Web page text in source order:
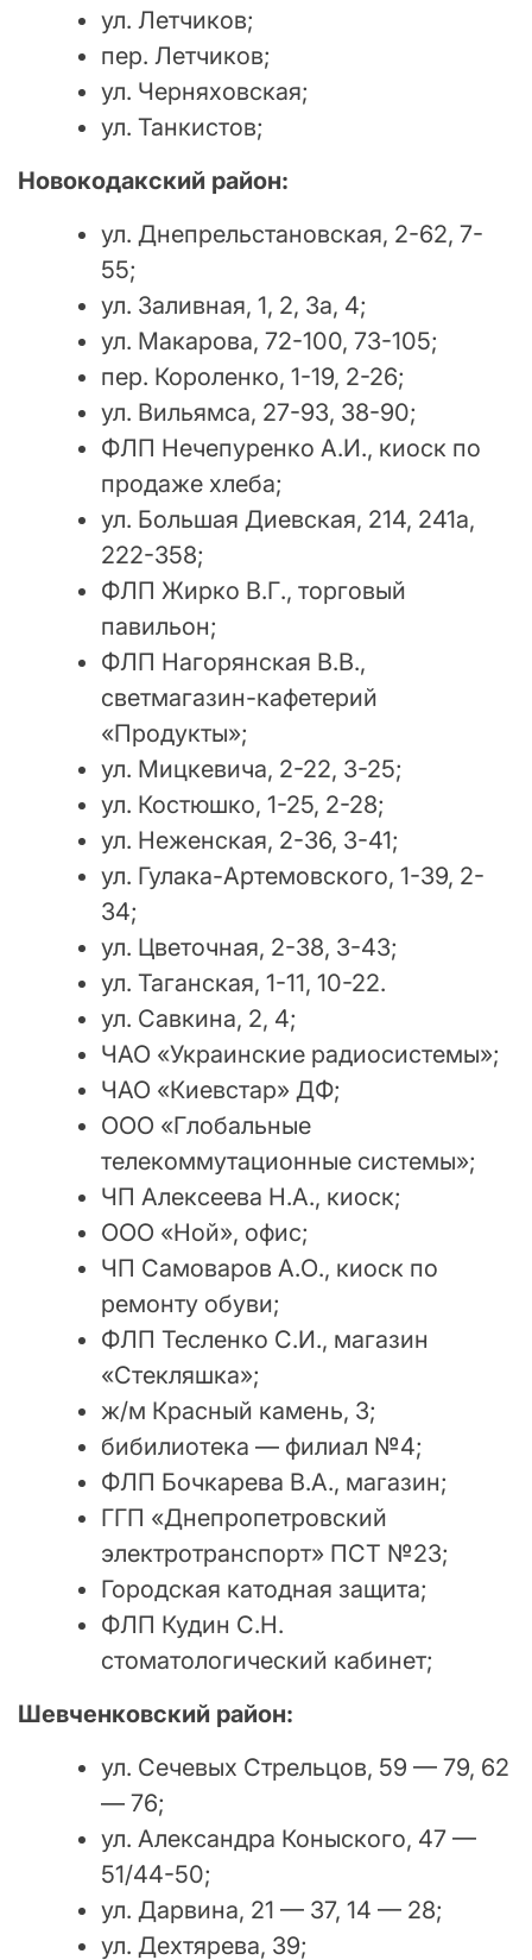
ул. Летчиков;
пер. Летчиков;
ул. Черняховская;
ул. Танкистов;
Новокодакский район:
ул. Днепрельстановская, 2-62, 7-
55;
ул. Заливная, 1, 2, 3а, 4;
ул. Макарова, 72-100, 73-105;
пер. Короленко, 1-19, 2-26;
ул. Вильямса, 27-93, 38-90;
ФЛП Нечепуренко А.И., киоск по
продаже хлеба;
ул. Большая Диевская, 214, 241а,
222-358;
ФЛП Жирко В.Г., торговый
павильон;
ФЛП Нагорянская В.В.,
светмагазин-кафетерий
«Продукты»;
ул. Мицкевича, 2-22, 3-25;
ул. Костюшко, 1-25, 2-28;
ул. Неженская, 2-36, 3-41;
ул. Гулака-Артемовского, 1-39, 2-
34;
ул. Цветочная, 2-38, 3-43;
ул. Таганская, 1-11, 10-22.
ул. Савкина, 2, 4;
ЧАО «Украинские радиосистемы»;
ЧАО «Киевстар» ДФ;
ООО «Глобальные
телекоммутационные системы»;
ЧП Алексеева Н.А., киоск;
ООО «Ной», офис;
ЧП Самоваров А.О., киоск по
ремонту обуви;
ФЛП Тесленко С.И., магазин
«Стекляшка»;
ж/м Красный камень, 3;
бибилиотека — филиал №4;
ФЛП Бочкарева В.А., магазин;
ГГП «Днепропетровский
электротранспорт» ПСТ №23;
Городская катодная защита;
ФЛП Кудин С.Н.
стоматологический кабинет;
Шевченковский район:
ул. Сечевых Стрельцов, 59 — 79, 62
— 76;
ул. Александра Коныского, 47 —
51/44-50;
ул. Дарвина, 21 — 37, 14 — 28;
ул. Дехтярева, 39;